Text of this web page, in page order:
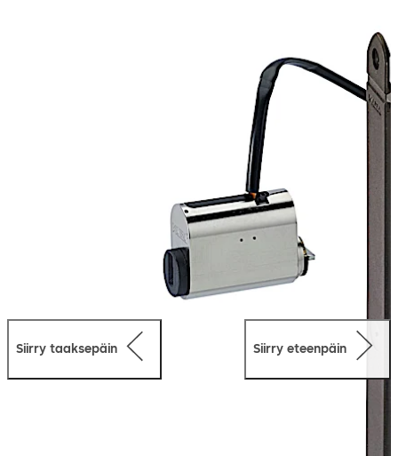
lukkopesän ja elektronisen kulunvalvonnan yhdistyessä
toisiinsa näin kätevästi. Avaimen ohjelmointi käy erittäin
nopeasti, kuten sen poistaminenkin. Käyttöoikeuksia
voidaan valvoa sekä ajan että paikan suhteen. Älyavain,
jossa on RFID-siru, avaa sekä mekaanisella että
mekatronisella lukkopesällä varustetut ovet.
Valikoima sisältää sekä Skandinavian soikeat/pyöreät
että eurooppalaiset sylinterit. E-keskuksia on erilaisia,
joista valita, sylinterityypistä riippuen.
Siirry taaksepäin Siirry eteenpäin